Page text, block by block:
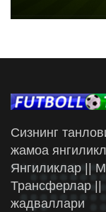
Сизнинг
жамоа
Янгиликлар ||
Трансферлар ||
жадваллари